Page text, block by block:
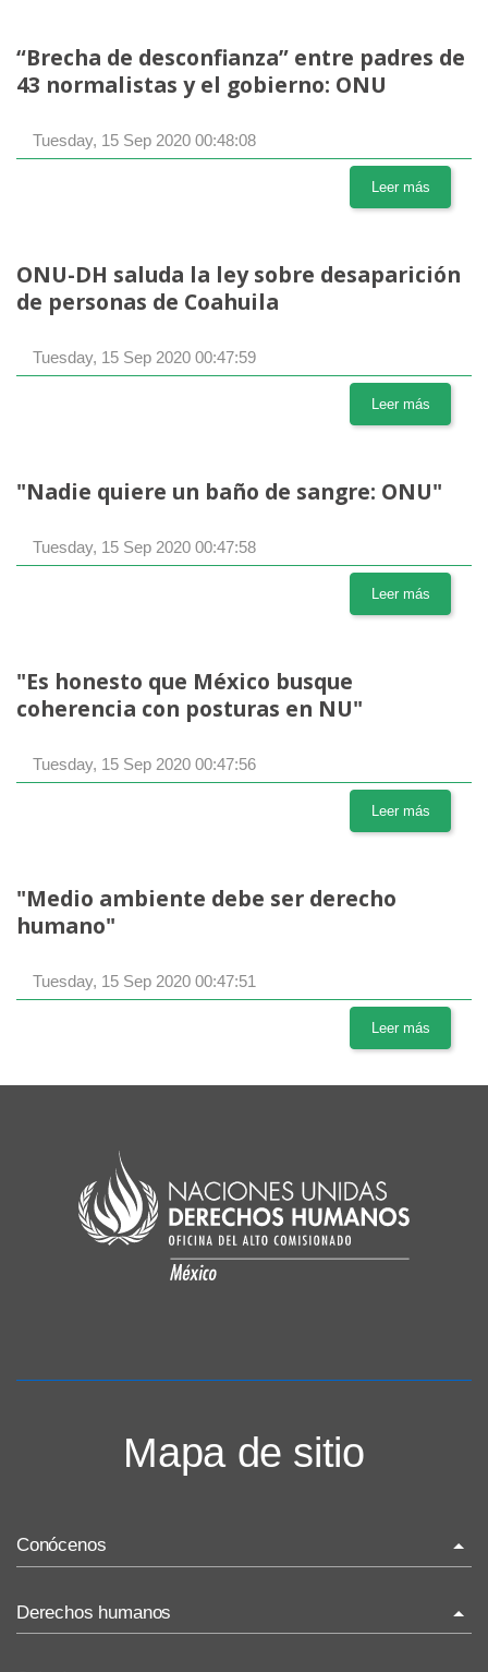
“Brecha de desconfianza” entre padres de
43 normalistas y el gobierno: ONU
Tuesday, 15 Sep 2020 00:48:08
Leer más
ONU-DH saluda la ley sobre desaparición
de personas de Coahuila
Tuesday, 15 Sep 2020 00:47:59
Leer más
"Nadie quiere un baño de sangre: ONU"
Tuesday, 15 Sep 2020 00:47:58
Leer más
"Es honesto que México busque
coherencia con posturas en NU"
Tuesday, 15 Sep 2020 00:47:56
Leer más
"Medio ambiente debe ser derecho
humano"
Tuesday, 15 Sep 2020 00:47:51
Leer más
Mapa de sitio
Conócenos
La ONU-DH en México
Derechos humanos